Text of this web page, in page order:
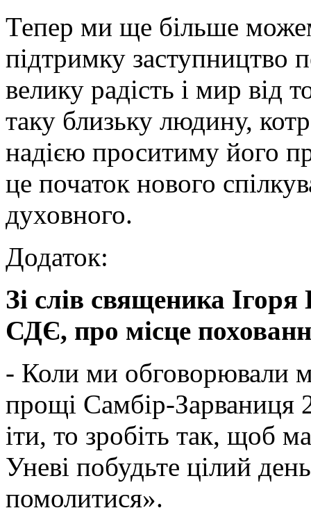
Тепер ми ще більше
підтримку заступництво
велику радість і мир від
таку близьку людину,
надією проситиму його
це початок нового
духовного.
Додаток:
Зі слів священика
СДЄ, про місце
- Коли ми обговорювали
прощі Самбір-Зарваниця
іти, то зробіть так, щоб
Уневі побудьте цілий
помолитися».